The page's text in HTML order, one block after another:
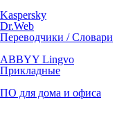
Kaspersky
Dr.Web
Переводчики / Словари
ABBYY Lingvo
Прикладные
ПО для дома и офиса